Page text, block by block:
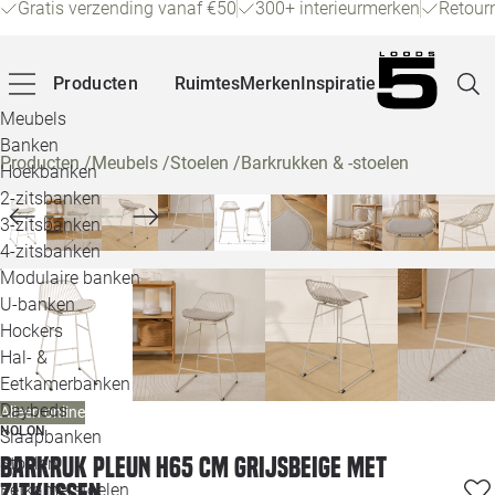
Gratis verzending vanaf €50 300+ interieurmerken
Producten
Meubels
Banken
Hoekbanken
2-zitsbanken
3-zitsbanken
4-zitsbanken
Modulaire banken
U-banken
Hockers
Hal- &
Eetkamerbanken
Daybeds
Slaapbanken
Stoelen
Eetkamerstoelen
RuimtesMerkenInspiratie
Producten/Meubels /Stoelen /Barkrukken & -stoelen
Alleen online
NOLON
Barkruk Pleun H65 cm grijsbeige met